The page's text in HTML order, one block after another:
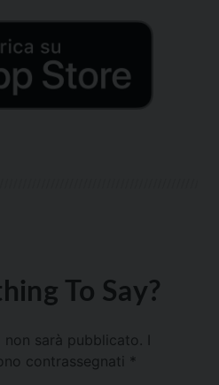
To Say?
non sarà pubblicato.
contrassegnati *